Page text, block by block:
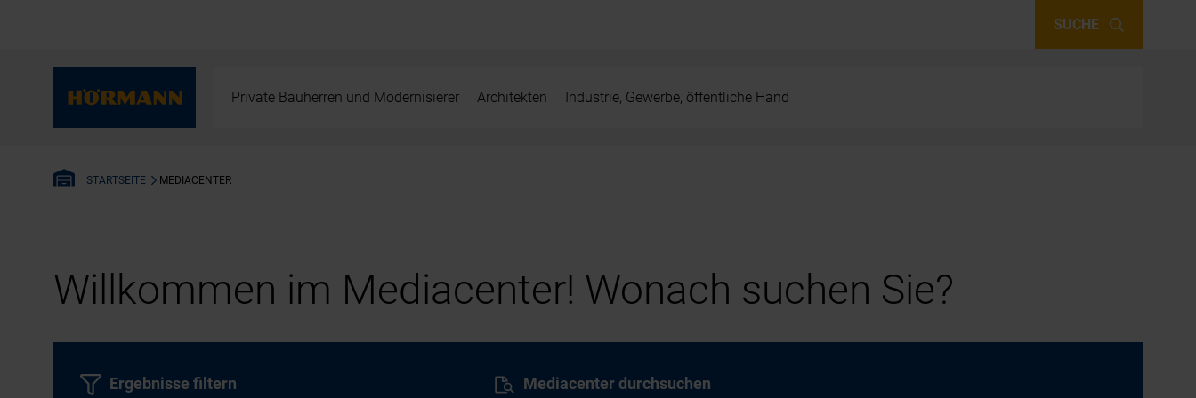
SUCHE
Private Bauherren und Modernisierer Architekten Industrie, Gewerbe, öffentliche Hand
STARTSEITE MEDIACENTER
Willkommen im Mediacenter! Wonach suchen Sie?
Mediacenter durchsuchen
Ergebnisse filtern